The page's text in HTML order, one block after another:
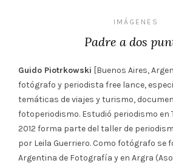
IMÁGENES
Padre a dos
Guido Piotrkowski [Buenos Aires,
fotógrafo y periodista free lance,
temáticas de viajes y turismo,
fotoperiodismo. Estudió periodismo en
2012 forma parte del taller de
por Leila Guerriero. Como fotógrafo se
Argentina de Fotografía y en Argra